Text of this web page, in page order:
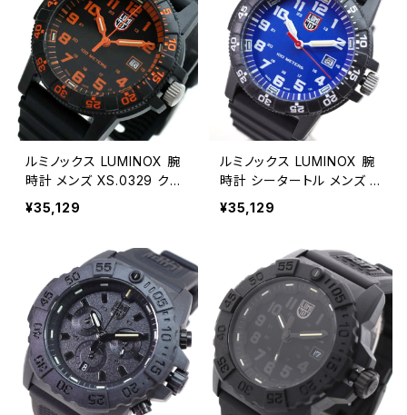
ルミノックス LUMINOX 腕
時計 メンズ XS.0329 クォ
ーツ ブラック
¥35,129
ルミノックス LUMINOX 腕
時計 シータートル メンズ 0
323 SEA TURTLE クォー
ツ ブルー ブラック
¥35,129